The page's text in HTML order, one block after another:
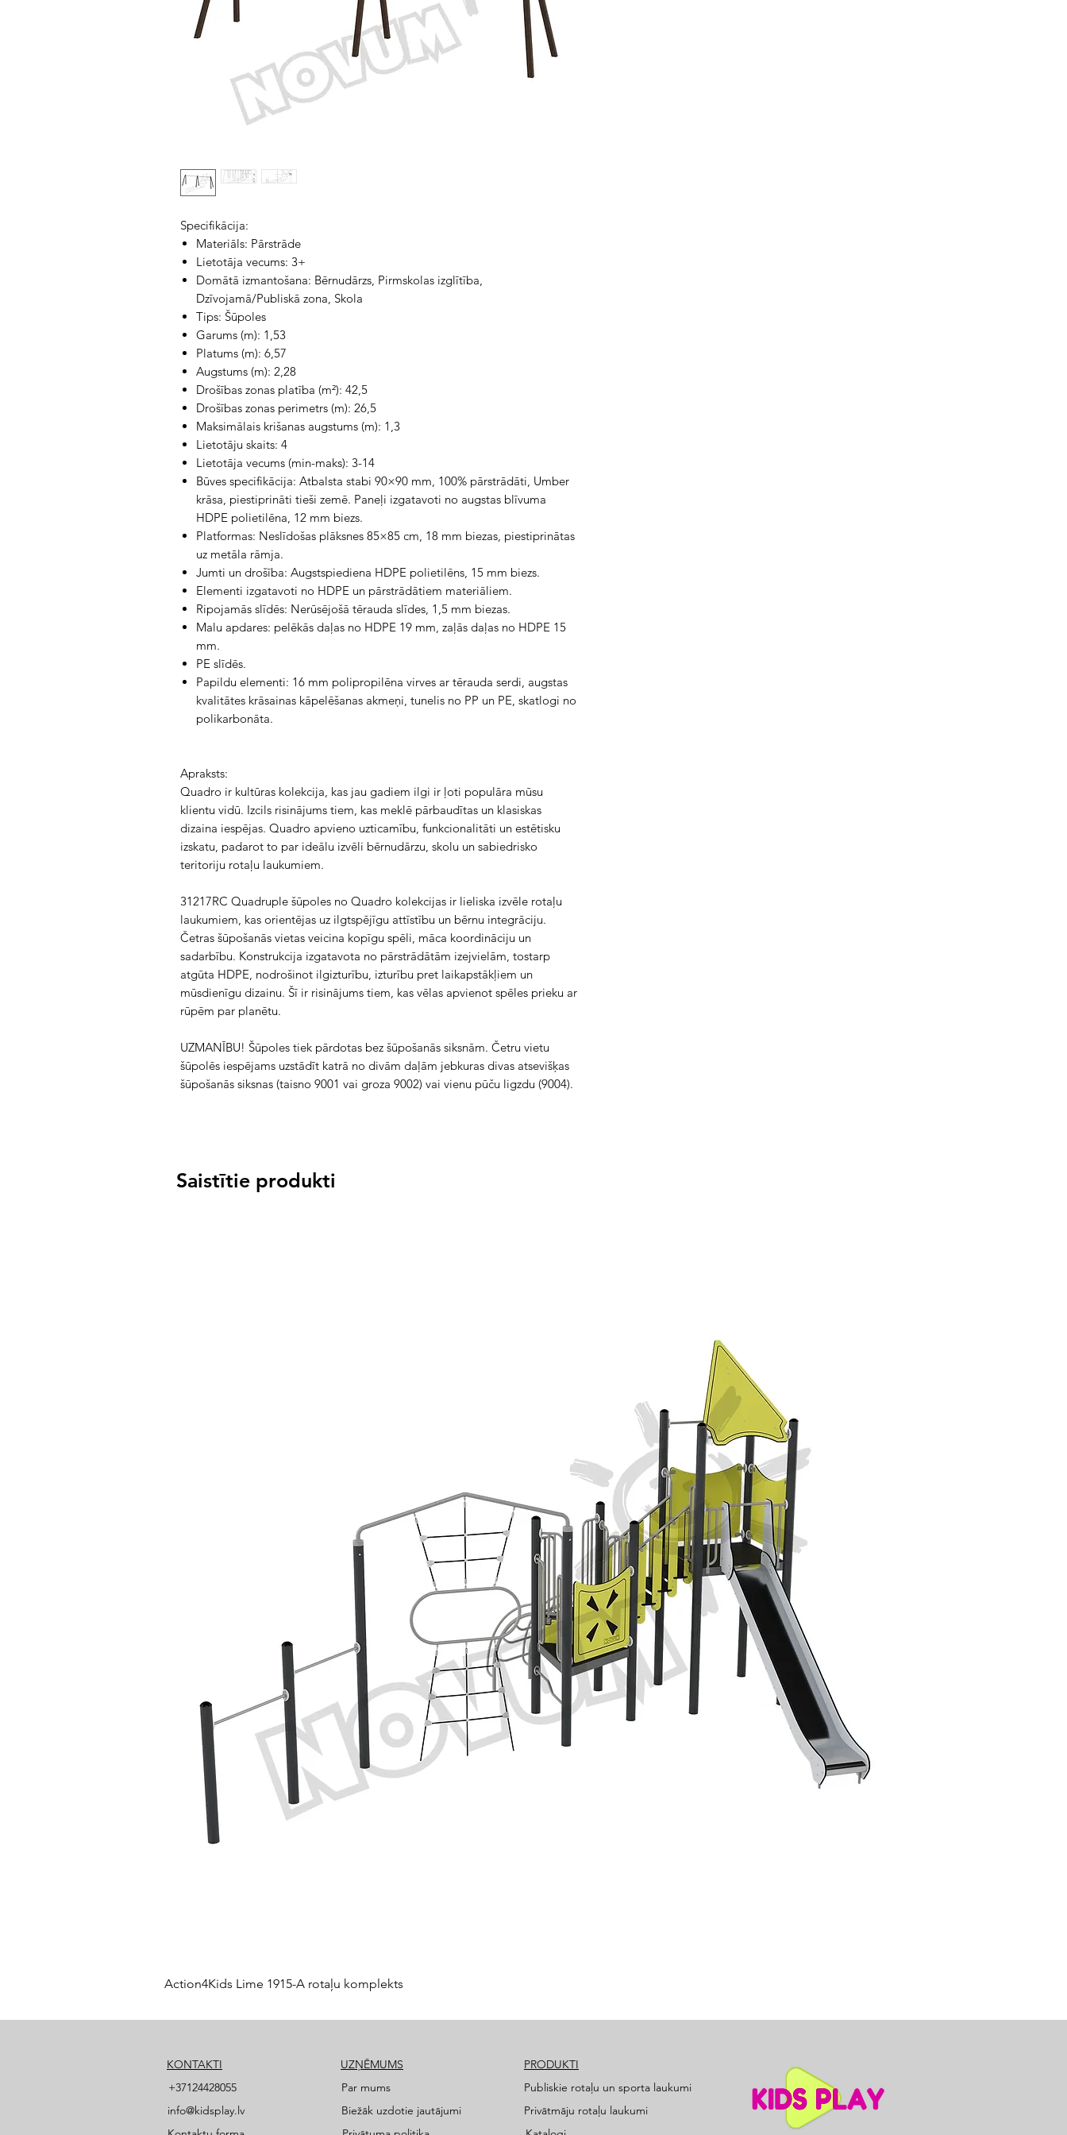
Specifikācija:
Materiāls: Pārstrāde
Lietotāja vecums: 3+
Domātā izmantošana: Bērnudārzs, Pirmskolas izglītība,
Dzīvojamā/Publiskā zona, Skola
Tips: Šūpoles
Garums (m): 1,53
Platums (m): 6,57
Augstums (m): 2,28
Drošības zonas platība (m²): 42,5
Drošības zonas perimetrs (m): 26,5
Maksimālais krišanas augstums (m): 1,3
Lietotāju skaits: 4
Lietotāja vecums (min-maks): 3-14
Būves specifikācija: Atbalsta stabi 90×90 mm, 100% pārstrādāti, Umber
krāsa, piestiprināti tieši zemē. Paneļi izgatavoti no augstas blīvuma
HDPE polietilēna, 12 mm biezs.
Platformas: Neslīdošas plāksnes 85×85 cm, 18 mm biezas, piestiprinātas
uz metāla rāmja.
Jumti un drošība: Augstspiediena HDPE polietilēns, 15 mm biezs.
Elementi izgatavoti no HDPE un pārstrādātiem materiāliem.
Ripojamās slīdēs: Nerūsējošā tērauda slīdes, 1,5 mm biezas.
Malu apdares: pelēkās daļas no HDPE 19 mm, zaļās daļas no HDPE 15
mm.
PE slīdēs.
Papildu elementi: 16 mm polipropilēna virves ar tērauda serdi, augstas
kvalitātes krāsainas kāpelēšanas akmeņi, tunelis no PP un PE, skatlogi no
polikarbonāta.
Apraksts:
Quadro ir kultūras kolekcija, kas jau gadiem ilgi ir ļoti populāra mūsu
klientu vidū. Izcils risinājums tiem, kas meklē pārbaudītas un klasiskas
dizaina iespējas. Quadro apvieno uzticamību, funkcionalitāti un estētisku
izskatu, padarot to par ideālu izvēli bērnudārzu, skolu un sabiedrisko
teritoriju rotaļu laukumiem.
31217RC Quadruple šūpoles no Quadro kolekcijas ir lieliska izvēle rotaļu
laukumiem, kas orientējas uz ilgtspējīgu attīstību un bērnu integrāciju.
Četras šūpošanās vietas veicina kopīgu spēli, māca koordināciju un
sadarbību. Konstrukcija izgatavota no pārstrādātām izejvielām, tostarp
atgūta HDPE, nodrošinot ilgizturību, izturību pret laikapstākļiem un
mūsdienīgu dizainu. Šī ir risinājums tiem, kas vēlas apvienot spēles prieku ar
rūpēm par planētu.
UZMANĪBU! Šūpoles tiek pārdotas bez šūpošanās siksnām. Četru vietu
šūpolēs iespējams uzstādīt katrā no divām daļām jebkuras divas atsevišķas
šūpošanās siksnas (taisno 9001 vai groza 9002) vai vienu pūču ligzdu (9004).
Saistītie produkti
Action4Kids Lime 1915-A rotaļu komplekts
KONTAKTI
+37124428055
info@kidsplay.lv
UZŅĒMUMS
Par mums
Biežāk uzdotie jautājumi
PRODUKTI
Publiskie rotaļu un sporta laukumi
Privātmāju rotaļu laukumi